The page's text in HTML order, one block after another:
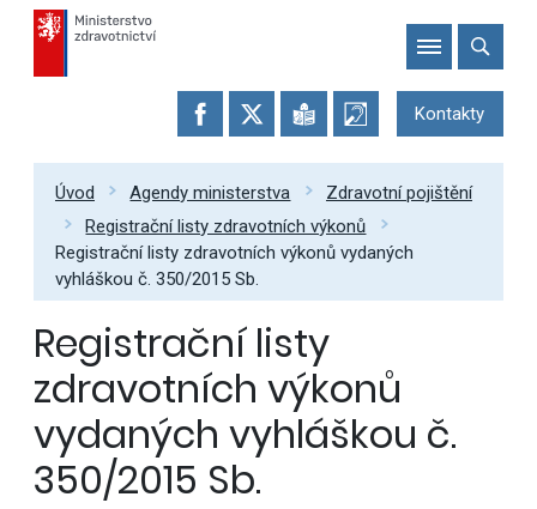
Kontakty
Úvod Agendy ministerstva
Zdravotní pojištění
Registrační listy zdravotních výkonů
Registrační listy zdravotních výkonů vydaných
vyhláškou č. 350/2015 Sb.
Registrační listy
zdravotních výkonů
vydaných vyhláškou č.
350/2015 Sb.